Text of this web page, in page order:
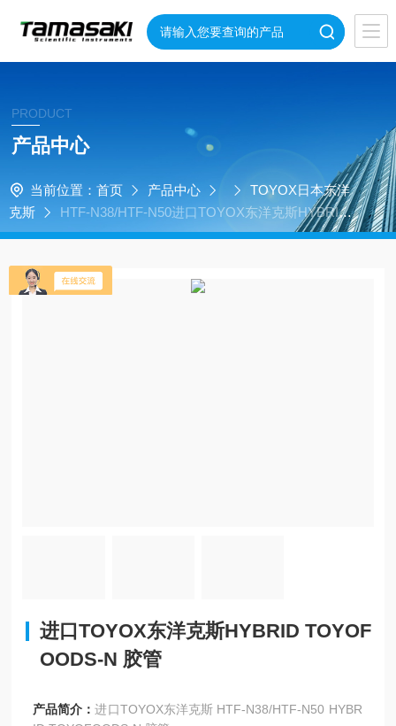
PRODUCT
产品中心
当前位置： 首页 产品中心
TOYOX日本东洋
克斯
HTF-N38/HTF-N50进口TOYOX东洋克斯HYBRID T
OYOFOODS-N 胶管
进口TOYOX东洋克斯HYBRID TOYOF
OODS-N 胶管
产品简介：进口TOYOX东洋克斯 HTF-N38/HTF-N50 HYBR